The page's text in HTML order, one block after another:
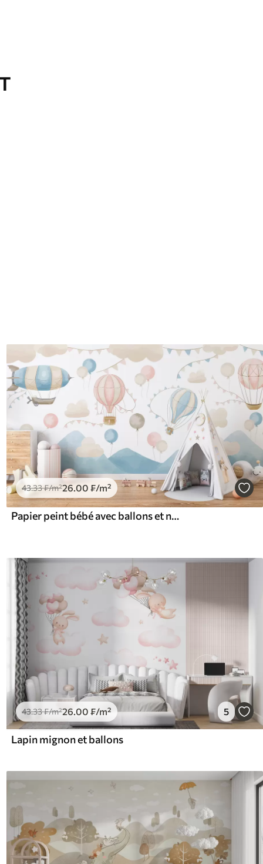
43.33₣/m²26 .00 ₣/m²
Papier peint bébé avec ballons et nuages
43.33₣/m²26.00 ₣/m² 5
Lapin mignon et ballons